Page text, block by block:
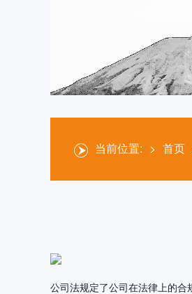
当前位置: > 首页
公司法规定了公司在法律上的